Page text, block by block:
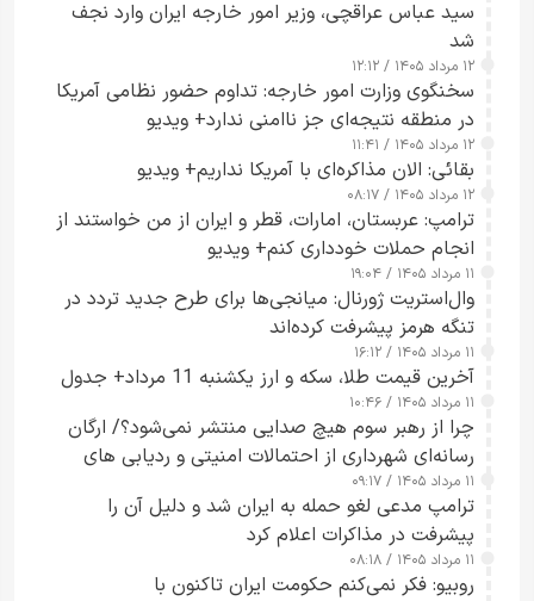
سید عباس عراقچی، وزیر امور خارجه ایران وارد نجف
شد
۱۲ مرداد ۱۴۰۵ / ۱۲:۱۲
سخنگوی وزارت امور خارجه: تداوم حضور نظامی آمریکا
در منطقه نتیجه‌ای جز ناامنی ندارد+ ویدیو
۱۲ مرداد ۱۴۰۵ / ۱۱:۴۱
بقائی: الان مذاکره‌ای با آمریکا نداریم+ ویدیو
۱۲ مرداد ۱۴۰۵ / ۰۸:۱۷
ترامپ: عربستان، امارات، قطر و ایران از من خواستند از
انجام حملات خودداری کنم+ ویدیو
۱۱ مرداد ۱۴۰۵ / ۱۹:۰۴
وال‌استریت ژورنال: میانجی‌ها برای طرح جدید تردد در
تنگه هرمز پیشرفت کرده‌اند
۱۱ مرداد ۱۴۰۵ / ۱۶:۱۲
آخرین قیمت طلا، سکه و ارز یکشنبه 11 مرداد+ جدول
۱۱ مرداد ۱۴۰۵ / ۱۰:۴۶
چرا از رهبر سوم هیچ صدایی منتشر نمی‌شود؟/ ارگان
رسانه‌ای شهرداری از احتمالات امنیتی و ردیابی های
جاسوسی گفت
۱۱ مرداد ۱۴۰۵ / ۰۹:۱۷
ترامپ مدعی لغو حمله به ایران شد و دلیل آن را
پیشرفت در مذاکرات اعلام کرد
۱۱ مرداد ۱۴۰۵ / ۰۸:۱۸
روبیو: فکر نمی‌کنم حکومت ایران تاکنون با